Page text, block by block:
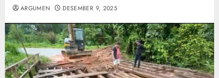
ARGUMEN DESEMBER 9, 2025